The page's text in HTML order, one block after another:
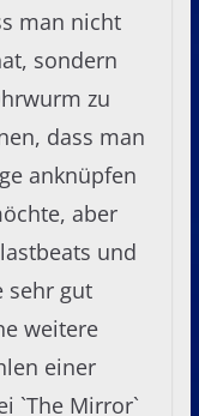
man nicht
sondern
zu
dass man
anknüpfen
aber
und
sehr gut
weitere
einer
`The Mirror`